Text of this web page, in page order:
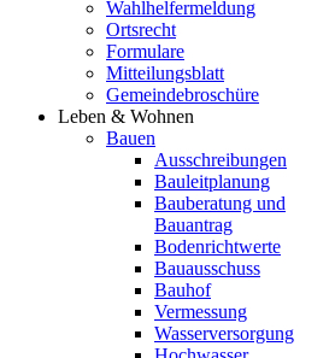
Wahlhelfermeldung
Ortsrecht
Formulare
Mitteilungsblatt
Gemeindebroschüre
Leben & Wohnen
Bauen
Ausschreibungen
Bauleitplanung
Bauberatung und
Bauantrag
Bodenrichtwerte
Bauausschuss
Bauhof
Vermessung
Wasserversorgung